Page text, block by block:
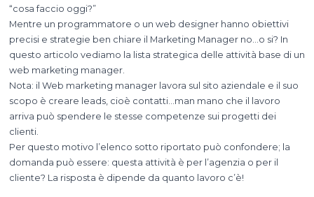
“cosa faccio oggi?”
Mentre un programmatore o un web designer hanno obiettivi
precisi e strategie ben chiare il Marketing Manager no…o si? In
questo articolo vediamo la lista strategica delle attività base di un
web marketing manager.
Nota: il Web marketing manager lavora sul sito aziendale e il suo
scopo è creare leads, cioè contatti…man mano che il lavoro
arriva può spendere le stesse competenze sui progetti dei
clienti.
Per questo motivo l’elenco sotto riportato può confondere; la
domanda può essere: questa attività è per l’agenzia o per il
cliente? La risposta è dipende da quanto lavoro c’è!